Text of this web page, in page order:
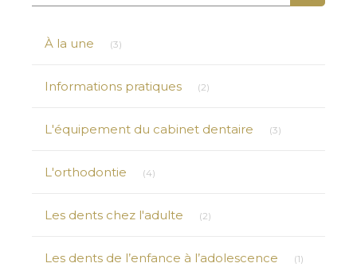
À la une (3)
Informations pratiques (2)
L'équipement du cabinet dentaire (3)
L'orthodontie (4)
Les dents chez l'adulte (2)
Les dents de l’enfance à l’adolescence (1)